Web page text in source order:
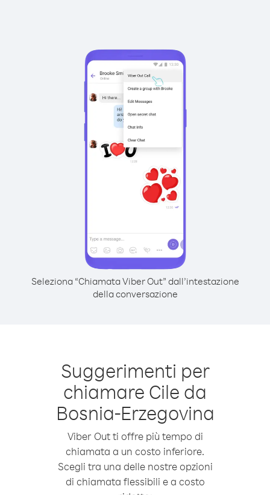
Seleziona “Chiamata Viber Out” dall’intestazione
della conversazione
Suggerimenti per
chiamare Cile da
Bosnia-Erzegovina
Viber Out ti offre più tempo di
chiamata a un costo inferiore.
Scegli tra una delle nostre opzioni
di chiamata flessibili e a costo